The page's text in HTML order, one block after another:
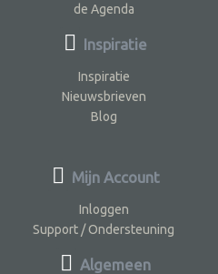
de Agenda
Inspiratie
Inspiratie
Nieuwsbrieven
Blog
Mijn Account
Inloggen
Support / Ondersteuning
Algemeen